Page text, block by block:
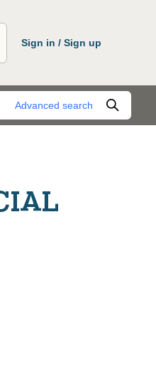
Sign in / Sign up
Advanced search